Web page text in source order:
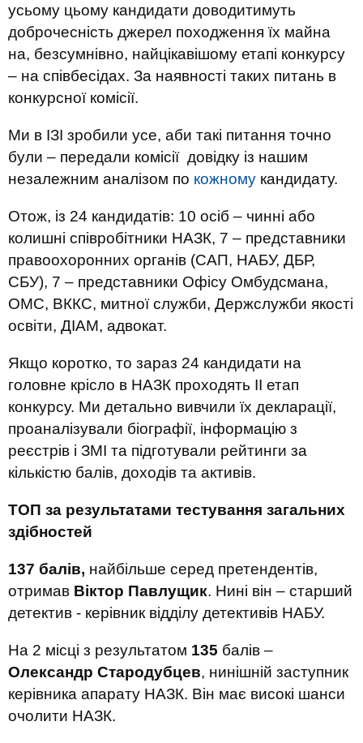
усьому цьому кандидати доводитимуть
доброчесність джерел походження їх майна
на, безсумнівно, найцікавішому етапі конкурсу
– на співбесідах. За наявності таких питань в
конкурсної комісії.
Ми в ІЗІ зробили усе, аби такі питання точно
були – передали комісії довідку із нашим
незалежним аналізом по кожному кандидату.
Отож, із 24 кандидатів: 10 осіб – чинні або
колишні співробітники НАЗК, 7 – представники
правоохоронних органів (САП, НАБУ, ДБР,
СБУ), 7 – представники Офісу Омбудсмана,
ОМС, ВККС, митної служби, Держслужби якості
освіти, ДІАМ, адвокат.
Якщо коротко, то зараз 24 кандидати на
головне крісло в НАЗК проходять ІІ етап
конкурсу. Ми детально вивчили їх декларації,
проаналізували біографії, інформацію з
реєстрів і ЗМІ та підготували рейтинги за
кількістю балів, доходів та активів.
ТОП за результатами тестування загальних
здібностей
137 балів, найбільше серед претендентів,
отримав Віктор Павлущик. Нині він – старший
детектив - керівник відділу детективів НАБУ.
На 2 місці з результатом 135 балів –
Олександр Стародубцев, нинішній заступник
керівника апарату НАЗК. Він має високі шанси
очолити НАЗК.